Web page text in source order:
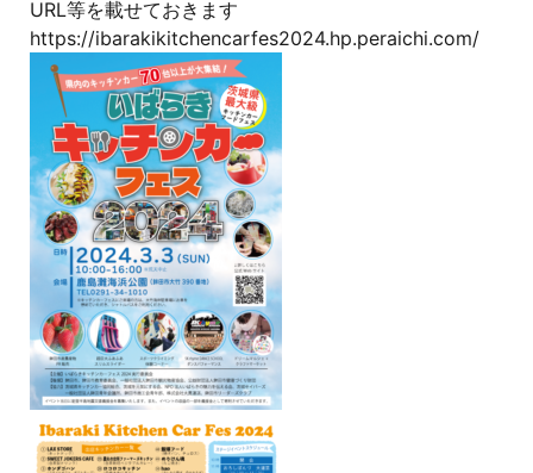
URL等を載せておきます
https://ibarakikitchencarfes2024.hp.peraichi.com/